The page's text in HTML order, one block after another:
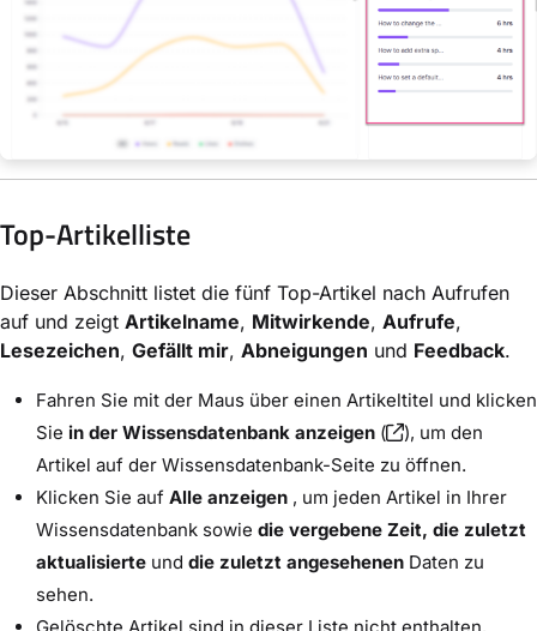
Top-Artikelliste
Dieser Abschnitt listet die fünf Top-Artikel nach Aufrufen
auf und zeigt Artikelname, Mitwirkende, Aufrufe,
Lesezeichen, Gefällt mir, Abneigungen und Feedback.
Fahren Sie mit der Maus über einen Artikeltitel und klicken
Sie in der Wissensdatenbank anzeigen (
), um den
Artikel auf der Wissensdatenbank-Seite zu öffnen.
Klicken Sie auf Alle anzeigen , um jeden Artikel in Ihrer
Wissensdatenbank sowie die vergebene Zeit, die zuletzt
aktualisierte und die zuletzt angesehenen Daten zu
sehen.